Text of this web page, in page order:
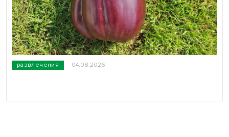
развлечения 04.08.2026